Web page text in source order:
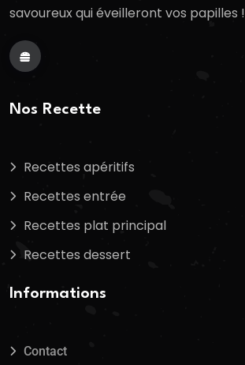
savoureux qui éveilleront vos papilles !
Nos Recette
Recettes apéritifs
Recettes entrée
Recettes plat principal
Recettes dessert
Informations
Contact